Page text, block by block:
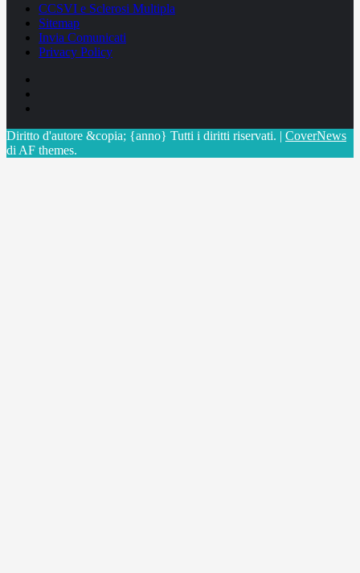
CCSVI e Sclerosi Multipla
Sitemap
Invia Comunicati
Privacy Policy
Diritto d'autore &copia; {anno} Tutti i diritti riservati. | CoverNews
di AF themes.